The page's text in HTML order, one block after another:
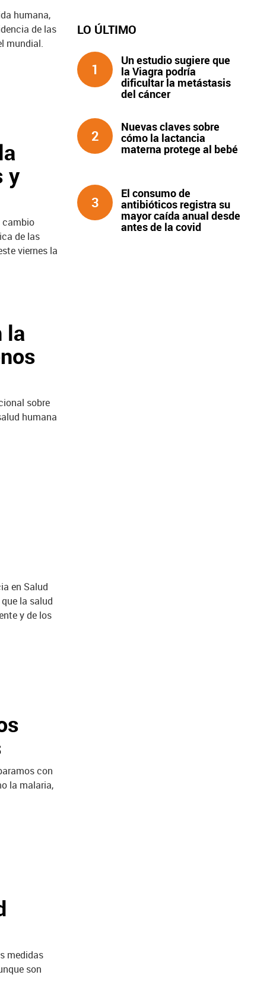
humana,
de las
mundial.
y
cambio
de las
viernes la
la
sobre
humana
en Salud
la salud
y de los
con
la malaria,
medidas
son
LO ÚLTIMO
1
Un estudio sugiere que
la Viagra podría
dificultar la metástasis
del cáncer
2
Nuevas claves sobre
cómo la lactancia
materna protege al bebé
3
El consumo de
antibióticos registra su
mayor caída anual desde
antes de la covid